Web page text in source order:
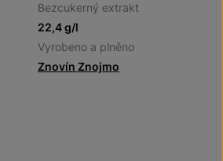
Bezcukerný extrakt
22,4 g/l
Vyrobeno a plněno
Znovín Znojmo